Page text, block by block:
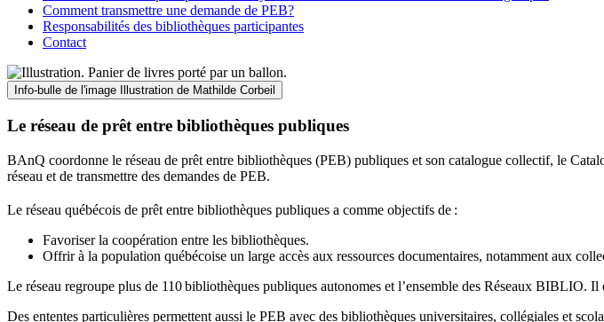
Comment transmettre une demande de PEB?
Responsabilités des bibliothèques participantes
Contact
Info-bulle de l'image Illustration de Mathilde Corbeil
Le réseau de prêt entre bibliothèques publiques
BAnQ coordonne le réseau de prêt entre bibliothèques (PEB) publiques et son catalogue collectif, le
réseau et de transmettre des demandes de PEB.
Le réseau québécois de prêt entre bibliothèques publiques a comme objectifs de :
Favoriser la coopération entre les bibliothèques.
Offrir à la population québécoise un large accès aux ressources documentaires, notamment aux
Le réseau regroupe plus de 110bibliothèques publiques autonomes et l’ensemble des Réseaux BIBLIO. Il
Des ententes particulières permettent aussi le PEB avec des bibliothèques universitaires, collégiales et